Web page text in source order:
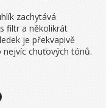
zachytává
filtr a několikrát
je překvapivě
chuťových tónů.